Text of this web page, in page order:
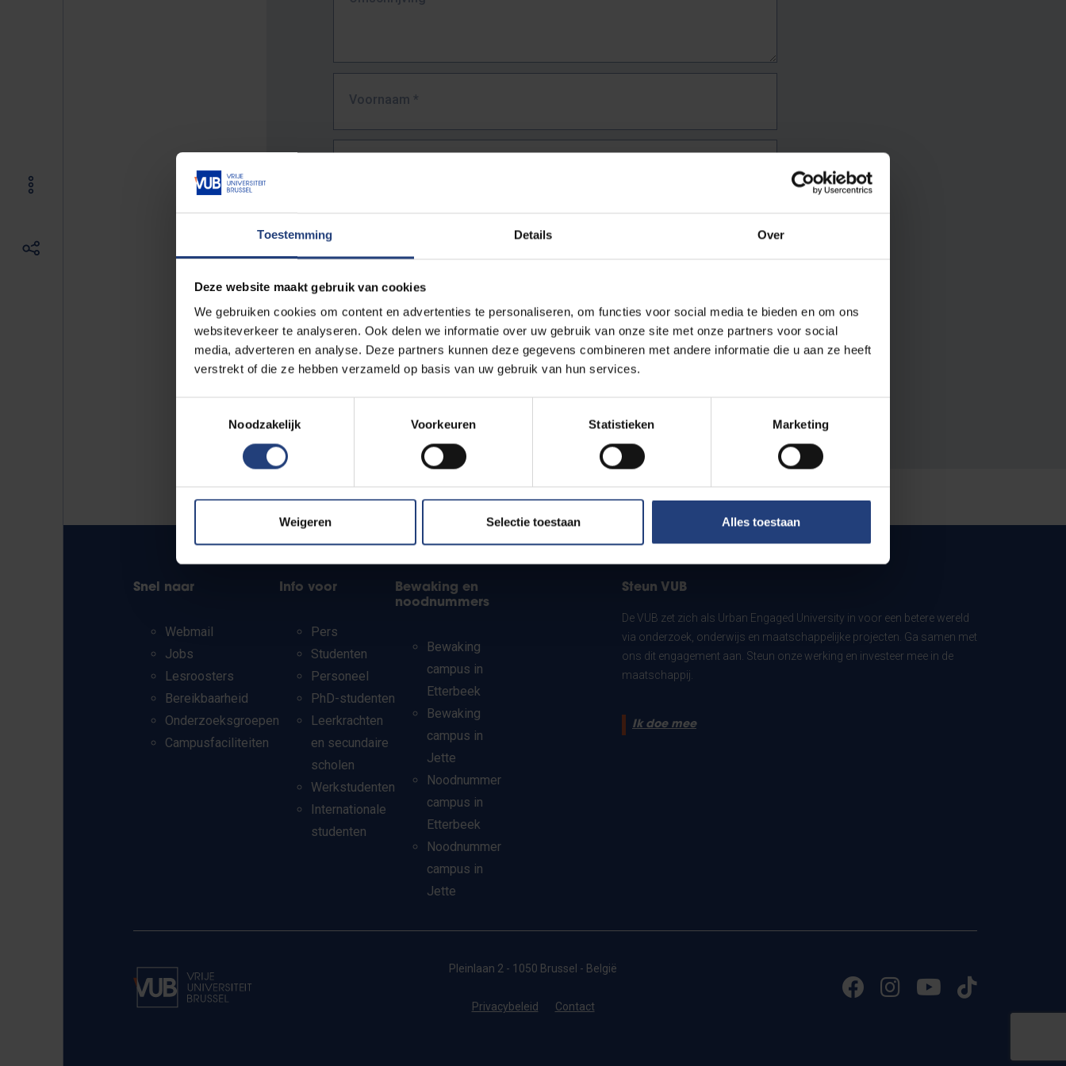
Toestemming Details Over
Deze website maakt gebruik van cookies
We gebruiken cookies om content en advertenties te personaliseren, om functies voor social media te bieden en om ons
websiteverkeer te analyseren. Ook delen we informatie over uw gebruik van onze site met onze partners voor social
media, adverteren en analyse. Deze partners kunnen deze gegevens combineren met andere informatie die u aan ze heeft
verstrekt of die ze hebben verzameld op basis van uw gebruik van hun services.
Noodzakelijk
Voorkeuren Statistieken Marketing
Weigeren Selectie toestaan Alles toestaan
Voornaam *
URL*
De volledige URL van de pagina waar je de fout zag.
Bv. https://www.vub.be/nl/studeren-aan-de-vub/alle-opleidingen
Snel naar
Webmail
Jobs
Lesroosters
Bereikbaarheid
Onderzoeksgroepen
Campusfaciliteiten
Info voor
Pers
Studenten
Personeel
PhD-studenten
Leerkrachten
en secundaire
scholen
Werkstudenten
Internationale
studenten
Bewaking en
noodnummers
Bewaking
campus in
Etterbeek
Bewaking
campus in
Jette
Noodnummer
campus in
Etterbeek
Noodnummer
campus in
Jette
Steun VUB
De VUB zet zich als Urban Engaged University in voor een betere wereld
via onderzoek, onderwijs en maatschappelijke projecten. Ga samen met
ons dit engagement aan. Steun onze werking en investeer mee in de
maatschappij.
Ik doe mee
Pleinlaan 2 - 1050 Brussel - België
Privacybeleid Contact